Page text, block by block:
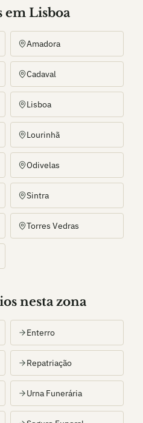
em Lisboa
Amadora
Cadaval
Lisboa
Lourinhã
Odivelas
Sintra
Torres Vedras
nesta zona
Enterro
Repatriação
Urna Funerária